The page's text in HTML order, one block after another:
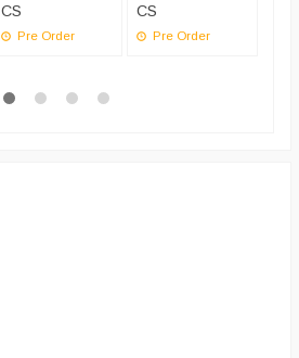
CS
Pre Order
CS
Pre Order